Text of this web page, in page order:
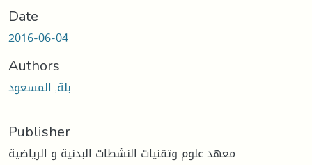
Date
2016-06-04
Authors
بلة, المسعود
Publisher
معهد علوم وتقنيات النشطات البدنية و الرياضية